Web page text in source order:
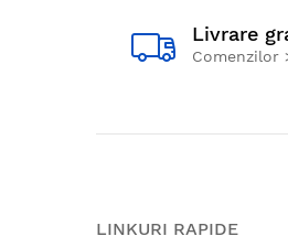
Livrare
Comenzilor
LINKURI RAPIDE